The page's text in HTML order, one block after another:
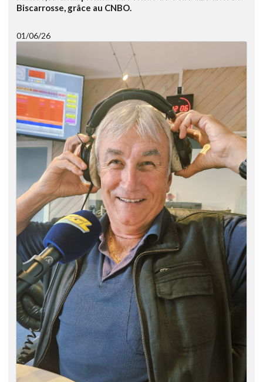
Biscarrosse, grâce au CNBO.
01/06/26